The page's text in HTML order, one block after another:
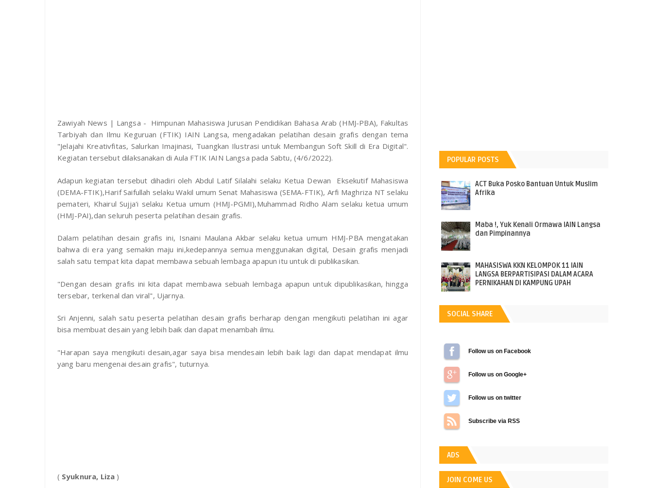
Zawiyah News | Langsa - Himpunan Mahasiswa Jurusan Pendidikan Bahasa Arab (HMJ-PBA), Fakultas
Tarbiyah dan Ilmu Keguruan (FTIK) IAIN Langsa, mengadakan pelatihan desain grafis dengan tema
"Jelajahi Kreativfitas, Salurkan Imajinasi, Tuangkan Ilustrasi untuk Membangun Soft Skill di Era Digital".
Kegiatan tersebut dilaksanakan di Aula FTIK IAIN Langsa pada Sabtu, (4/6/2022).
Adapun kegiatan tersebut dihadiri oleh Abdul Latif Silalahi selaku Ketua Dewan Eksekutif Mahasiswa
(DEMA-FTIK),Harif Saifullah selaku Wakil umum Senat Mahasiswa (SEMA-FTIK), Arfi Maghriza NT selaku
pemateri, Khairul Sujja'i selaku Ketua umum (HMJ-PGMI),Muhammad Ridho Alam selaku ketua umum
(HMJ-PAI),dan seluruh peserta pelatihan desain grafis.
Dalam pelatihan desain grafis ini, Isnaini Maulana Akbar selaku ketua umum HMJ-PBA mengatakan
bahwa di era yang semakin maju ini,kedepannya semua menggunakan digital, Desain grafis menjadi
salah satu tempat kita dapat membawa sebuah lembaga apapun itu untuk di publikasikan.
"Dengan desain grafis ini kita dapat membawa sebuah lembaga apapun untuk dipublikasikan, hingga
tersebar, terkenal dan viral", Ujarnya.
Sri Anjenni, salah satu peserta pelatihan desain grafis berharap dengan mengikuti pelatihan ini agar
bisa membuat desain yang lebih baik dan dapat menambah ilmu.
"Harapan saya mengikuti desain,agar saya bisa mendesain lebih baik lagi dan dapat mendapat ilmu
yang baru mengenai desain grafis", tuturnya.
( Syuknura, Liza )
POPULAR POSTS
ACT Buka Posko Bantuan Untuk Muslim
Afrika
Maba !, Yuk Kenali Ormawa IAIN Langsa
dan Pimpinannya
MAHASISWA KKN KELOMPOK 11 IAIN
LANGSA BERPARTISIPASI DALAM ACARA
PERNIKAHAN DI KAMPUNG UPAH
SOCIAL SHARE
Follow us on Facebook
Follow us on Google+
Follow us on Twitter
Subscribe via RSS
ADS
JOIN COME US